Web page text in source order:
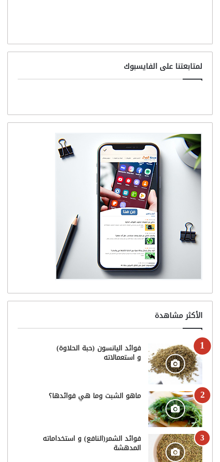
لمتابعتنا على الفايسبوك
الأكثر مشاهدة
فوائد اليانسون (حبة الحلاوة)
و استعمالاته
ماهو الشبت وما هي فوائدها؟
فوائد الشمر(النافع) و استخداماته
المدهشة